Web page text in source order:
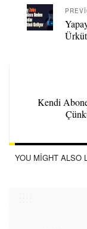
Kendi
YOU MIGHT ALSO